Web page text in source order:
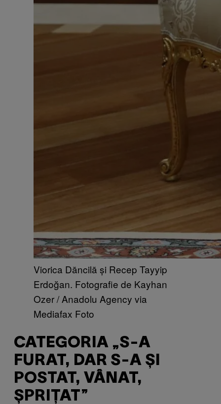
Viorica Dăncilă și Recep Tayyip
Erdoğan. Fotografie de Kayhan
Ozer / Anadolu Agency via
Mediafax Foto
CATEGORIA „S-A
FURAT, DAR S-A ȘI
POSTAT, VÂNAT,
ȘPRIȚAT”